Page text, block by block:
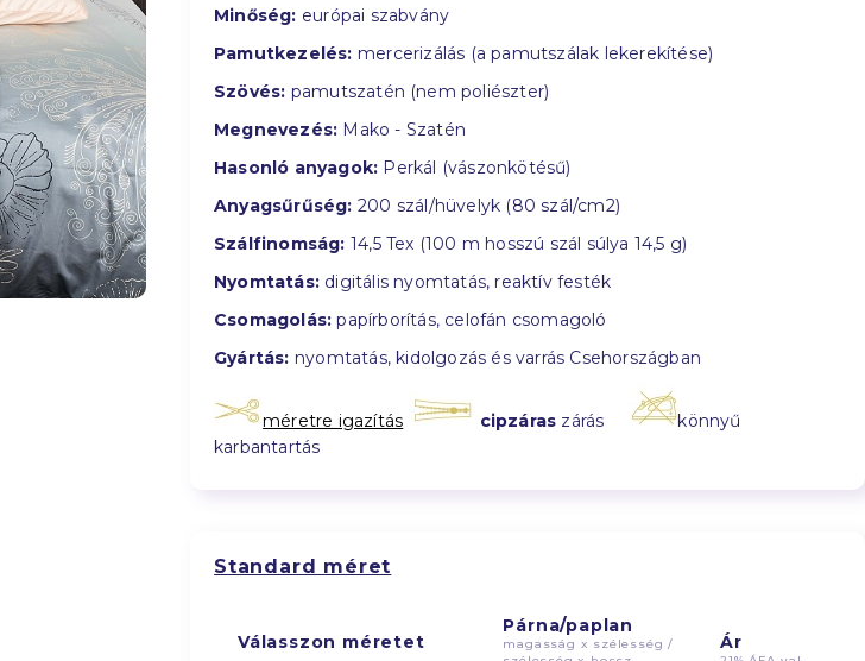
Minőség: európai szabvány
Pamutkezelés: mercerizálás (a pamutszálak lekerekítése)
Szövés: pamutszatén (nem poliészter)
Megnevezés: Mako - Szatén
Hasonló anyagok: Perkál (vászonkötésű)
Anyagsűrűség: 200 szál/hüvelyk (80 szál/cm2)
Szálfinomság: 14,5 Tex (100 m hosszú szál súlya 14,5 g)
Nyomtatás: digitális nyomtatás, reaktív festék
Csomagolás: papírborítás, celofán csomagoló
Gyártás: nyomtatás, kidolgozás és varrás Csehországban
méretre igazítás cipzáras zárás
könnyű
karbantartás
Standard méret
Válasszon méretet
Párna/paplan
magasság x szélesség /
Ár